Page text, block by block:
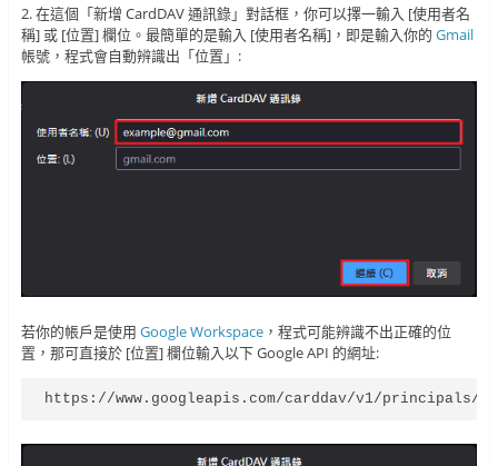
2. 在這個「新增 CardDAV 通訊錄」對話框，你可以擇一輸入 [使用者名
稱] 或 [位置] 欄位。最簡單的是輸入 [使用者名稱]，即是輸入你的 Gmail
帳號，程式會自動辨識出「位置」:
若你的帳戶是使用 Google Workspace，程式可能辨識不出正確的位
置，那可直接於 [位置] 欄位輸入以下 Google API 的網址:
https://www.googleapis.com/carddav/v1/principals/